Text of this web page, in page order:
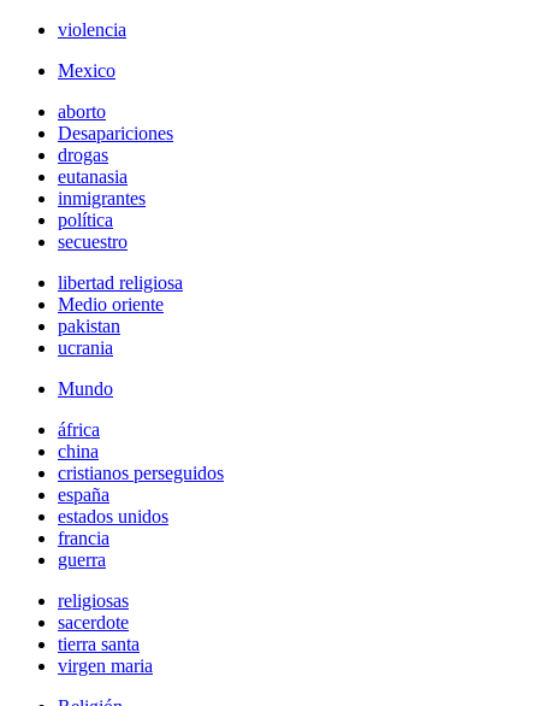
violencia
Mexico
aborto
Desapariciones
drogas
eutanasia
inmigrantes
política
secuestro
libertad religiosa
Medio oriente
pakistan
ucrania
Mundo
áfrica
china
cristianos perseguidos
españa
estados unidos
francia
guerra
religiosas
sacerdote
tierra santa
virgen maria